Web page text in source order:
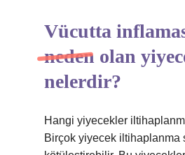
Vücutta
neden olan
nelerdir?
Hangi yiyecekler
Birçok yiyecek iltihaplanma